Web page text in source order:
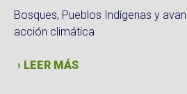
Bosques, Pueblos Indígenas y
acción climática
› LEER MÁS